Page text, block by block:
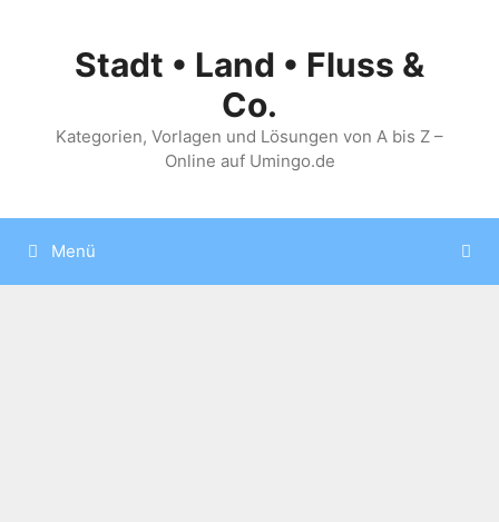
springenStadt • Land • Fluss &
Co.
Kategorien, Vorlagen und Lösungen von A bis Z –
Online auf Umingo.de
Menü